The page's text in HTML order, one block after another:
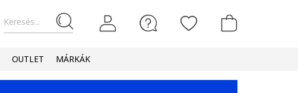
Keresés...
OUTLET MÁRKÁK